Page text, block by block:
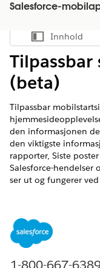
Salesforce-
Vis
Innhold
(beta)
Tilpassbar
den informasjonen
den viktigste
rapporter, Siste
Salesforce-hendelser
ser ut og fungerer